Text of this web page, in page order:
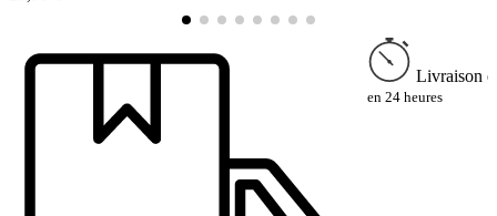
Livraison
en 24 heures